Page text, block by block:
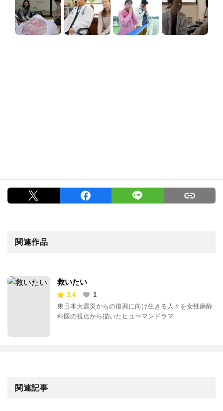
関連作品
救いたい
3.4
1
東日本大震災からの復興に向け生きる人々を女性麻酔
科医の視点から描いたヒューマンドラマ
関連記事